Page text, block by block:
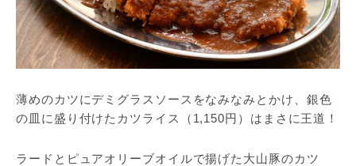
薄めのカツにデミグラスソースをなみなみとかけ、銀色
の皿に盛り付けたカツライス（1,150円）はまさに王道！
ラードとピュアオリーブオイルで揚げた大山豚のカツ